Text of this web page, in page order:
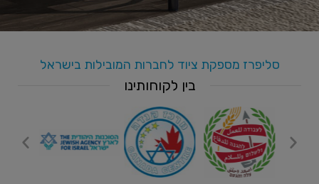
סליפרז מספקת ציוד לחברות המובילות בישראל
בין לקוחותינו